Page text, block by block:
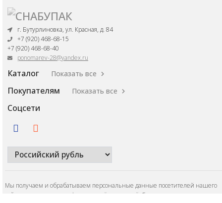
г. Бутурлиновка, ул. Красная, д. 84
+7 (920) 468-68-15
+7 (920) 468-68-40
ponomarev-28@yandex.ru
Каталог Показать все
Покупателям Показать все
Соцсети
Мы получаем и обрабатываем персональные данные посетителей нашего
сайта в соответствии с
официальной политикой . Если вы не даете согласия